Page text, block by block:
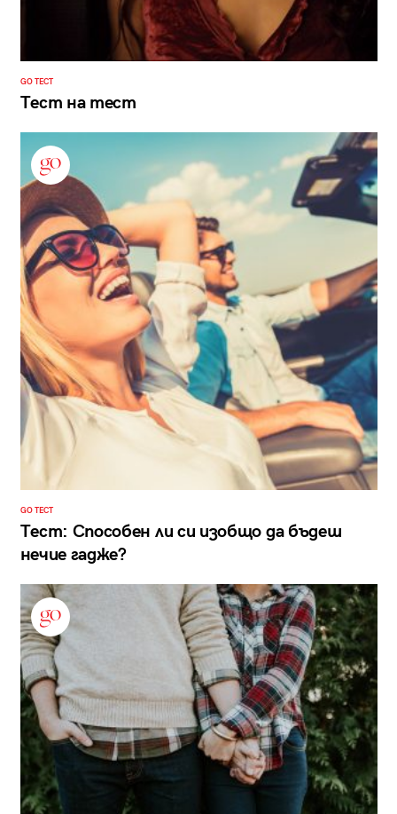
GO ТЕСТ
Тест на тест
GO ТЕСТ
Тест: Способен ли си изобщо да бъдеш
нечие гадже?